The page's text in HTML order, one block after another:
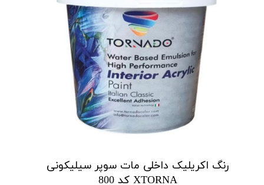
رنگ اکریلیک داخلی مات سوپر سیلیکونی
XTORNA کد 800